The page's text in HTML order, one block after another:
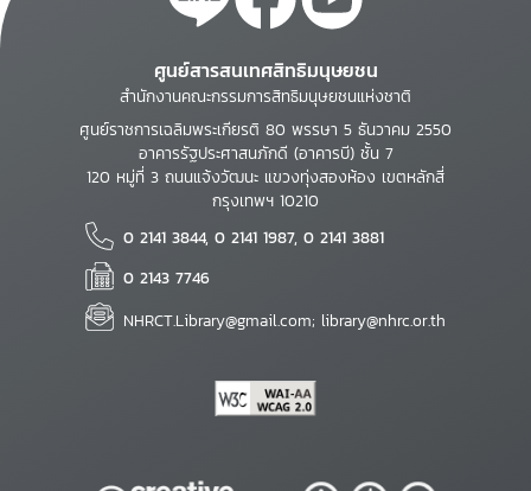
ศูนย์สารสนเทศสิทธิมนุษยชน
สำนักงานคณะกรรมการสิทธิมนุษยชนแห่งชาติ
ศูนย์ราชการเฉลิมพระเกียรติ 80 พรรษา 5 ธันวาคม 2550
อาคารรัฐประศาสนภักดี (อาคารบี) ชั้น 7
120 หมู่ที่ 3 ถนนแจ้งวัฒนะ แขวงทุ่งสองห้อง เขตหลักสี่
กรุงเทพฯ 10210
0 2141 3844, 0 2141 1987, 0 2141 3881
0 2143 7746
NHRCT.Library@gmail.com; library@nhrc.or.th